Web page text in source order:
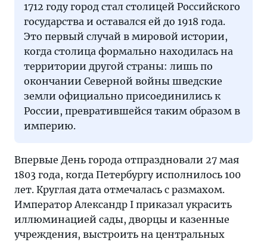
1712 году город стал столицей Российского
государства и оставался ей до 1918 года.
Это первый случай в мировой истории,
когда столица формально находилась на
территории другой страны: лишь по
окончании Северной войны шведские
земли официально присоединились к
России, превратившейся таким образом в
империю.
Впервые День города отпраздновали 27 мая
1803 года, когда Петербургу исполнилось 100
лет. Круглая дата отмечалась с размахом.
Император Александр I приказал украсить
иллюминацией сады, дворцы и казенные
учреждения, выстроить на центральных